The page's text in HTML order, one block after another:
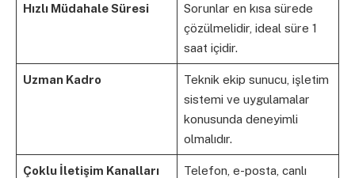
Hızlı Müdahale Süresi
Sorunlar en kısa sürede
çözülmelidir, ideal süre 1
saat içidir.
Uzman Kadro
Teknik ekip sunucu, işletim
sistemi ve uygulamalar
konusunda deneyimli
olmalıdır.
Çoklu İletişim Kanalları
Telefon, e-posta, canlı